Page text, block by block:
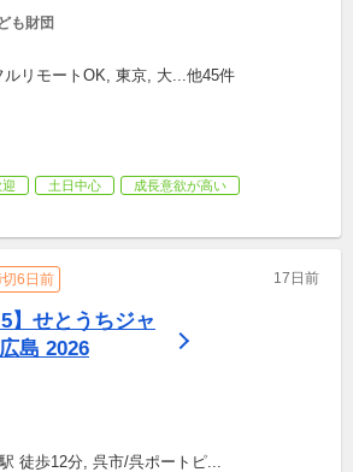
も財団
ルリモートOK, 東京, 大...他45件
土日中心
成長意欲が高い
6日前 17日前
】せとうちジャ
島 2026
徒歩12分, 呉市/呉ポートピ...